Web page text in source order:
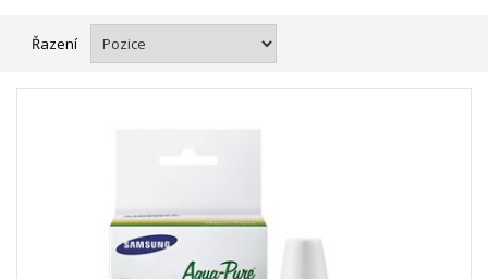
Řazení